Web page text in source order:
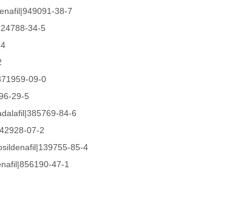
38-7
34-5
09-0
29-5
84-6
07-2
85-4
47-1